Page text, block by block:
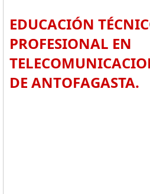
EDUCACIÓN
PROFESIONAL EN
DE ANTOFAGASTA.